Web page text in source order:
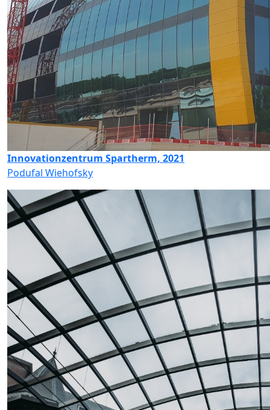
Innovationzentrum Spartherm, 2021
Podufal Wiehofsky